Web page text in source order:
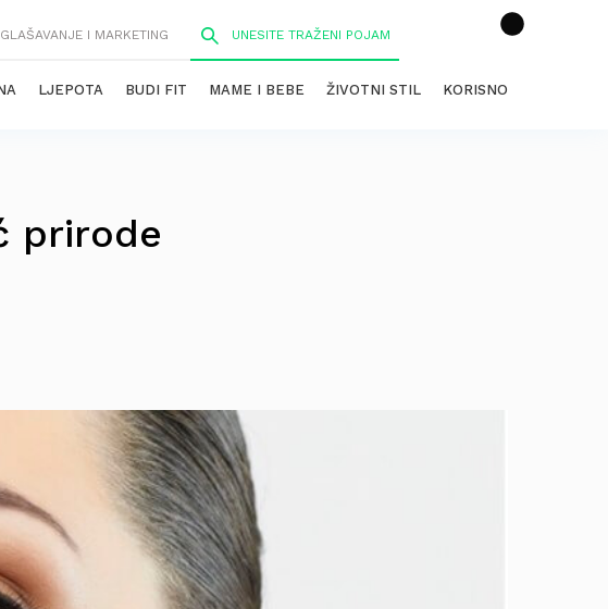
I MARKETING
LJEPOTA BUDI FIT MAME I BEBE ŽIVOTNI STIL KORISNO
prirode